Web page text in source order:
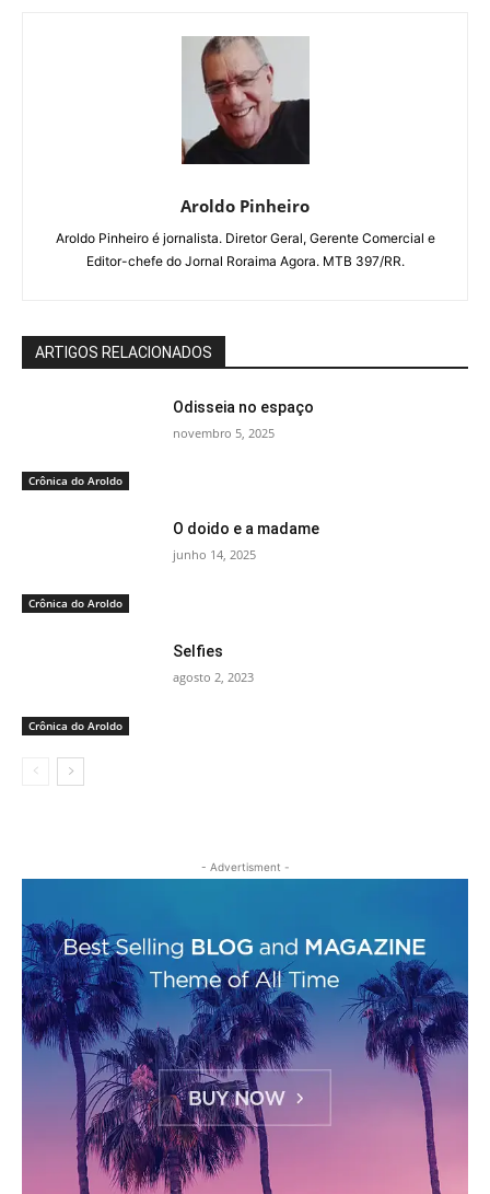
Aroldo Pinheiro
Aroldo Pinheiro é jornalista. Diretor Geral, Gerente Comercial e
Editor-chefe do Jornal Roraima Agora. MTB 397/RR.
ARTIGOS RELACIONADOS
Crônica do Aroldo
Odisseia no espaço
novembro 5, 2025
Crônica do Aroldo
O doido e a madame
junho 14, 2025
Crônica do Aroldo
Selfies
agosto 2, 2023
- Advertisment -